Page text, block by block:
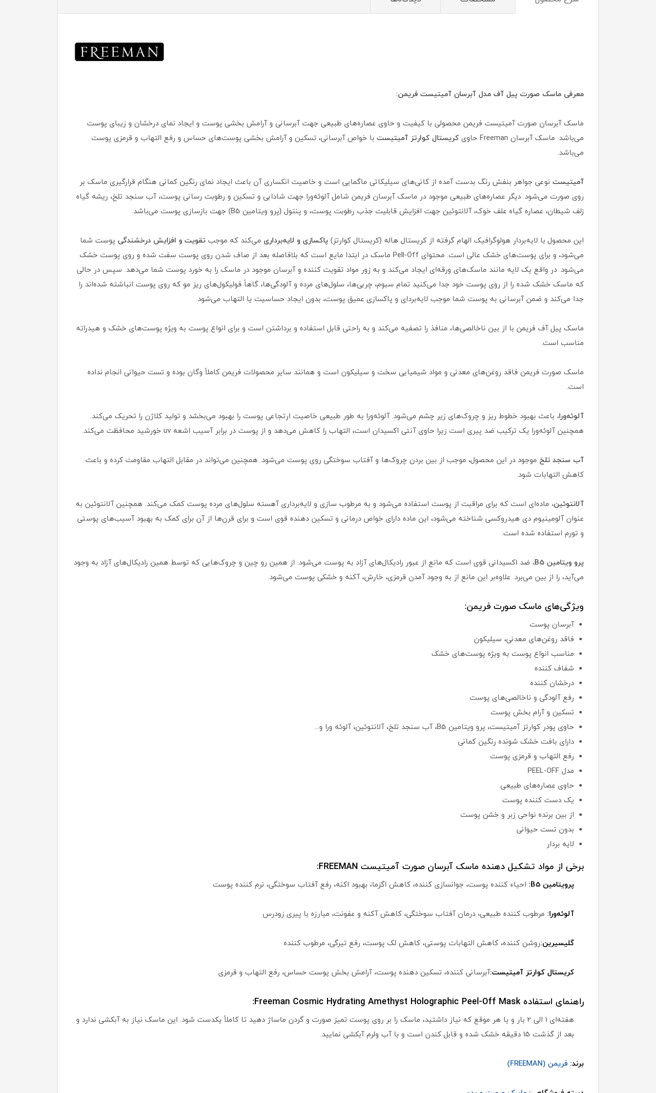
معرفی ماسک صورت پیل آف مدل آبرسان آمیتیست فریمن:
ماسک آبرسان صورت آمیتیست فریمن محصولی با کیفیت و حاوی عصاره‌های طبیعی جهت آبرسانی و آرامش بخشی پوست و ایجاد نمای درخشان و زیبای پوست
می‌باشد. ماسک آبرسان Freeman حاوی
کریستال کوارتز آمیتیست با خواص آبرسانی، تسکین و آرامش بخشی پوست‌های حساس و رفع التهاب و قرمزی پوست
می‌باشد.
آمیتیست نوعی جواهر بنفش رنگ بدست آمده از کانی‌های سیلیکاتی ماگمایی است و خاصیت انکساری آن باعث ایجاد نمای رنگین کمانی هنگام قرارگیری ماسک بر
روی صورت می‌شود. دیگر عصاره‌های طبیعی موجود در ماسک آبرسان فریمن شامل آلوئه‌ورا جهت شادابی و تسکین و رطوبت رسانی پوست، آب سنجد تلخ، ریشه گیاه
زلف شیطان، عصاره گیاه علف خوک، آلانتوئین جهت افزایش قابلیت جذب رطوبت پوست، و پنتول (پرو ویتامین B5) جهت بازسازی پوست می‌باشد.
این محصول با لایه‌بردار هولوگرافیک الهام گرفته از کریستال هاله (کریستال کوارتز) پاکسازی و لایه‌برداری می‌کند که موجب تقویت و افزایش درخشندگی پوست شما
می‌شود، و برای پوست‌های خشک عالی است. محتوای Pell-Off ماسک در ابتدا مایع است که بلافاصله بعد از صاف شدن روی پوست سفت شده و روی پوست خشک
می‌شود. در واقع یک لایه مانند ماسک‌های ورقه‌ای ایجاد می‌کند و به زور مواد تقویت کننده و آبرسان موجود در ماسک را به خورد پوست شما می‌دهد. سپس در حالی
که ماسک خشک شده را از روی پوست خود جدا می‌کنید تمام سبوم، چربی‌ها، سلول‌های مرده و آلودگی‌ها، گاهاً فولیکول‌های ریز مو که روی پوست انباشته شده‌اند را
جدا می‌کند و ضمن آبرسانی به پوست شما موجب لایه‌بردای و پاکسازی عمیق پوست، بدون ایجاد حساسیت یا التهاب می‌شود.
ماسک پیل آف فریمن با از بین ناخالصی‌ها، منافذ را تصفیه می‌کند و به راحتی قابل استفاده و برداشتن است و برای انواع پوست به ویژه پوست‌های خشک و هیدراته
مناسب است.
ماسک صورت فریمن فاقد روغن‌های معدنی و مواد شیمیایی سخت و سیلیکون است و همانند سایر محصولات فریمن کاملاً وگان بوده و تست حیوانی انجام نداده
است.
آلوئه‌ورا، باعث بهبود خطوط ریز و چروک‌های زیر چشم می‌شود. آلوئه‌ورا به طور طبیعی خاصیت ارتجاعی پوست را بهبود می‌بخشد و تولید کلاژن را تحریک می‌کند.
همچنین آلوئه‌ورا یک ترکیب ضد پیری است زیرا حاوی آنتی اکسیدان است، التهاب را کاهش می‌دهد و از پوست در برابر آسیب اشعه uv خورشید محافظت می‌کند.
آب سنجد تلخ موجود در این محصول، موجب از بین بردن چروک‌ها و آفتاب سوختگی روی پوست می‌شود. همچنین می‌تواند در مقابل التهاب مقاومت کرده و باعث
کاهش التهابات شود.
آلانتوئین، ماده‌ای است که برای مراقبت از پوست استفاده می‌شود و به مرطوب سازی و لایه‌برداری آهسته سلول‌های مرده پوست کمک می‌کند. همچنین آلانتوئین به
عنوان آلومینیوم دی هیدروکسی شناخته می‌شود، این ماده دارای خواص درمانی و تسکین دهنده قوی است و برای قرن‌ها از آن برای کمک به بهبود آسیب‌های پوستی
و تورم استفاده شده است.
پرو ویتامین B5،
ضد اکسیدانی قوی است که مانع از عبور رادیکال‌های آزاد به پوست می‌شود. از همین رو چین و چروک‌هایی که توسط همین رادیکال‌های آزاد به وجود
می‌آید، را از بین می‌برد. علاوه‌بر این مانع از به وجود آمدن قرمزی، خارش، آکنه و خشکی پوست می‌شود.
ویژگی‌های ماسک صورت فریمن:
آبرسان پوست
فاقد روغن‌های معدنی، سیلیکون
مناسب انواع پوست به ویژه پوست‌های خشک
شفاف کننده
درخشان کننده
رفع آلودگی و ناخالصی‌های پوست
تسکین و آرام بخش پوست
حاوی پودر کوارتز آمیتیست، پرو ویتامین B5، آب سنجد تلخ، آلانتوئین، آلوئه ورا و...
دارای بافت خشک شونده رنگین کمانی
رفع التهاب و قرمزی پوست
مدل PEEL-OFF
حاوی عصاره‌های طبیعی
یک دست کننده پوست
از بین برنده نواحی زبر و خشن پوست
بدون تست حیوانی
لایه بردار
برخی از مواد تشکیل دهنده ماسک آبرسان صورت آمیتیست FREEMAN:
پرویتامین B5: احیاء کننده پوست، جوانسازی کننده، کاهش اگزما، بهبود اکنه، رفع آفتاب سوختگی، نرم کننده پوست
آلوئه‌ورا: مرطوب کننده طبیعی، درمان آفتاب سوختگی، کاهش آکنه و عفونت، مبارزه با پیری زودرس
گلیسیرین:روشن کننده، کاهش التهابات پوستی، کاهش لک پوست، رفع تیرگی، مرطوب کننده
کریستال کوارتز آمیتیست:آبرسانی کننده، تسکین دهنده پوست، آرامش بخش پوست حساس، رفع التهاب و قرمزی
راهنمای استفاده Freeman Cosmic Hydrating Amethyst Holographic Peel-Off Mask:
هفته‌ای 1 الی 2 بار و یا هر موقع که نیاز داشتید، ماسک را بر روی پوست تمیز صورت و گردن ماساژ دهید تا کاملاً یکدست شود. این ماسک نیاز به آبکشی ندارد و
بعد از گذشت 15 دقیقه خشک شده و قابل کندن است و با آب ولرم آبکشی نمایید.
برند: فریمن (FREEMAN)